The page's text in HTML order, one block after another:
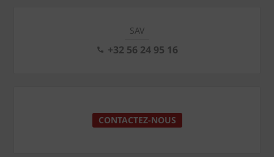
SAV
+32 56 24 95 16
CONTACTEZ-NOUS